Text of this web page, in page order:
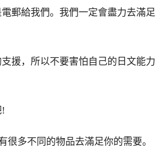
郵給我們。我們一定會盡力去滿足
援，所以不要害怕自己的日文能力
!
很多不同的物品去滿足你的需要。